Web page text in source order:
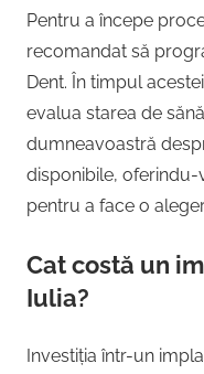
Pentru a începe
recomandat să
Dent. În timpul
evalua starea de
dumneavoastră
disponibile,
pentru a face o
Cat costă un
Iulia?
Investiția într-un